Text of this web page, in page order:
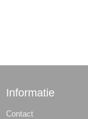
Informatie
Contact